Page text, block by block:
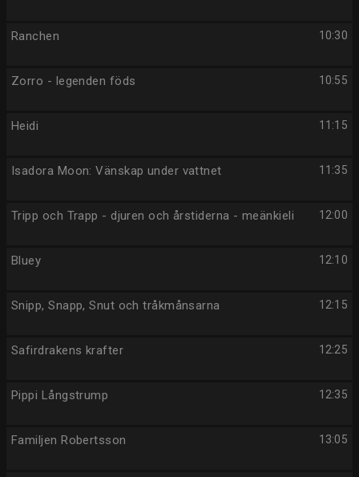
10:30
Ranchen
10:55
Zorro - legenden föds
11:15
Heidi
11:35
Isadora Moon: Vänskap under vattnet
12:00
Tripp och Trapp - djuren och årstiderna - meänkieli
12:10
Bluey
12:15
Snipp, Snapp, Snut och tråkmånsarna
12:25
Safirdrakens krafter
12:35
Pippi Långstrump
13:05
Familjen Robertsson